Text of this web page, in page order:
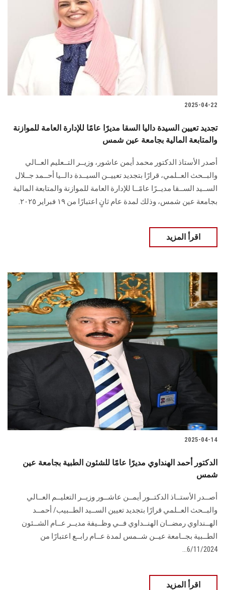
2025-04-22
تجديد تعيين السيدة داليا السقا مديرًا عامًا للإدارة العامة للموازنة
والمتابعة المالية بجامعة عين شمس
أصدر الأستاذ الدكتور محمد أيمن عاشور، وزيــر التــعليم العــالي
والبــحث العــلمي، قرارًا بتجديد تعييــن السيــدة دالــيا أحــمد جــلال
الســيد الســقا مديــرًا عامًــا للإدارة العامة للموازنة والمتابعة المالية
بجامعة عين شمس، وذلك لمدة عام ثانٍ اعتبارًا من ١٩ فبراير ٢٠٢٥.
اقرأ المزيد
2025-04-14
الدكتور أحمد الهنداوي مديرًا عامًا للشئون الطبية بجامعة عين
شمس
أصــدر الأستــاذ الدكتــور أيمــن عاشــور وزيــر التعليــم العــالي
والبــحث العــلمي قرارًا بتجديد تعيين الســيد الطــبيب/ أحمــد
الهــنداوي رمضــان الهنــداوي فــي وظــيفة مديــر عــام الشــئون
الطــبية بجــامعة عيــن شــمس لمدة عــام رابــع اعتبارًا من
6/11/2024...
اقرأ المزيد